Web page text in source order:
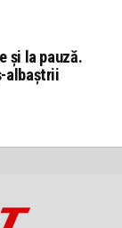
și la pauză.
albaștrii